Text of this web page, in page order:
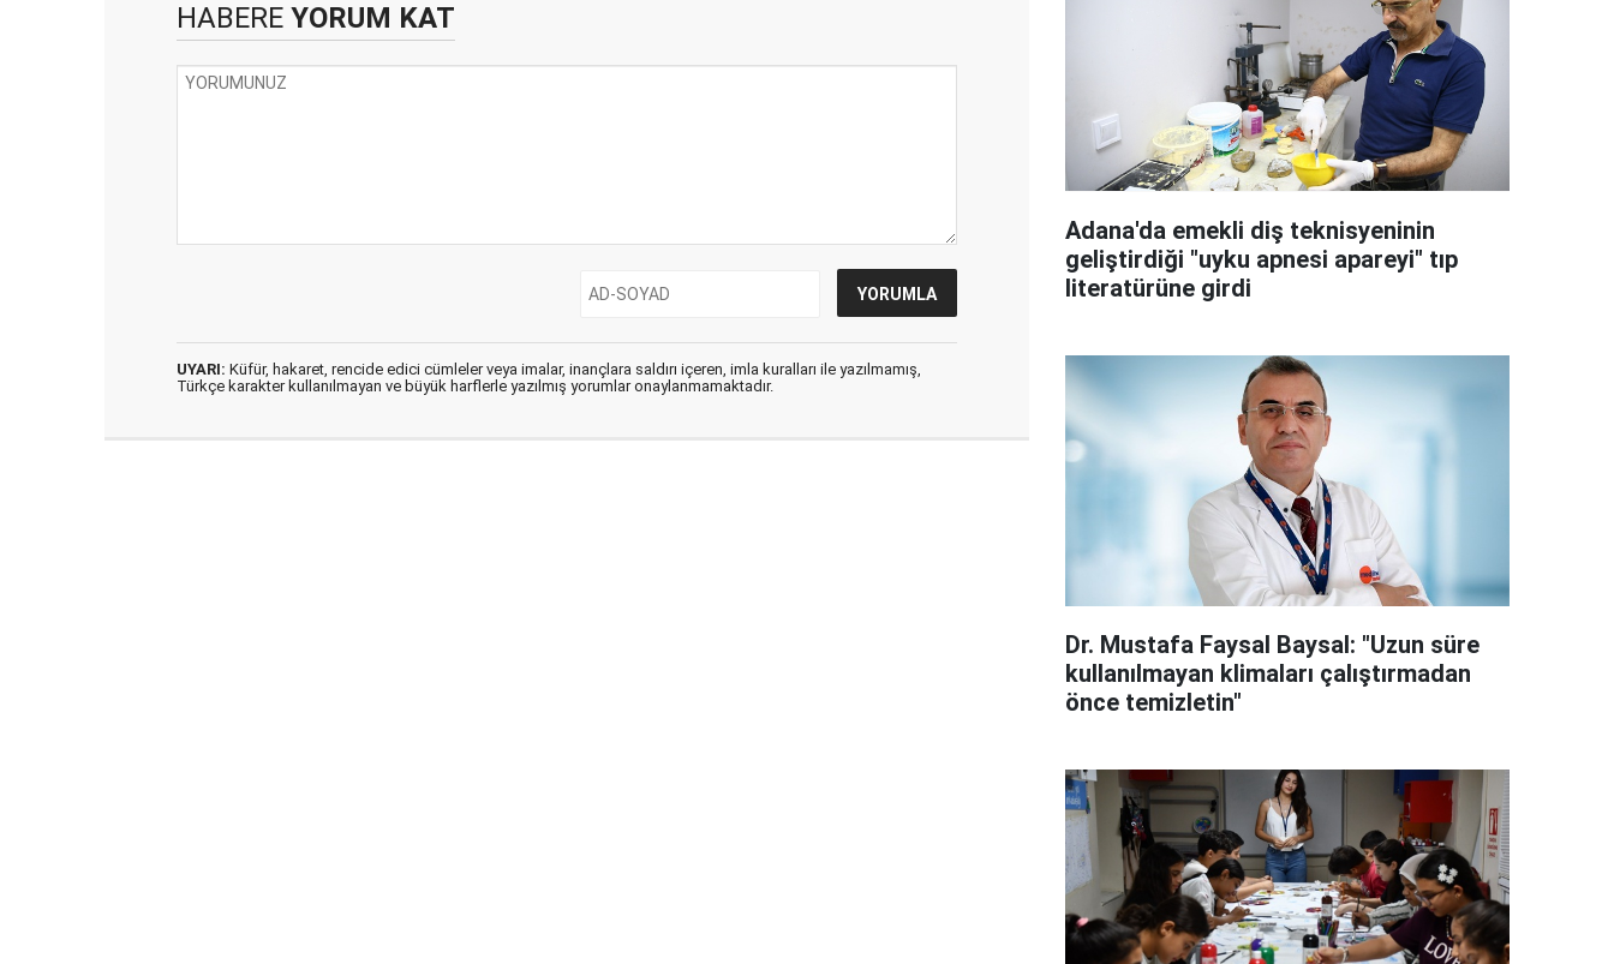
HABERE YORUM KAT
UYARI: Küfür, hakaret, rencide edici cümleler veya imalar, inançlara saldırı içeren, imla kuralları ile yazılmamış,
Türkçe karakter kullanılmayan ve büyük harflerle yazılmış yorumlar onaylanmamaktadır.
Adana'da emekli diş teknisyeninin
geliştirdiği "uyku apnesi apareyi" tıp
literatürüne girdi
Dr. Mustafa Faysal Baysal: "Uzun süre
kullanılmayan klimaları çalıştırmadan
önce temizletin"